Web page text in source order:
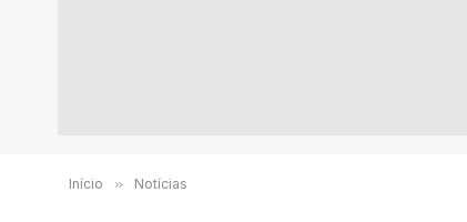
Início » Notícias